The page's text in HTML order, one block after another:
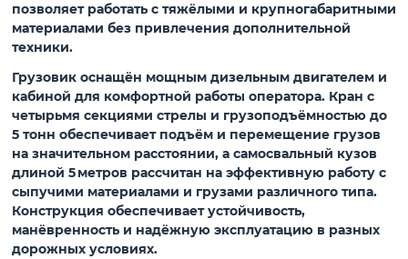
позволяет работать с тяжёлыми и крупногабаритными
материалами без привлечения дополнительной
техники.
Грузовик оснащён мощным дизельным двигателем и
кабиной для комфортной работы оператора. Кран с
четырьмя секциями стрелы и грузоподъёмностью до
5 тонн обеспечивает подъём и перемещение грузов
на значительном расстоянии, а самосвальный кузов
длиной 5 метров рассчитан на эффективную работу с
сыпучими материалами и грузами различного типа.
Конструкция обеспечивает устойчивость,
манёвренность и надёжную эксплуатацию в разных
дорожных условиях.